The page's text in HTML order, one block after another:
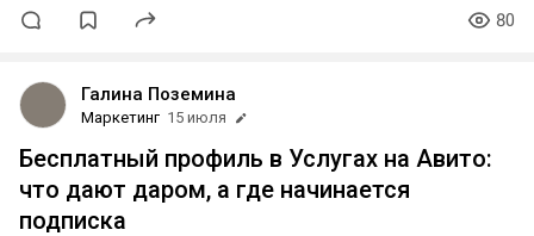
80
Галина Поземина
Маркетинг 15 июля
Бесплатный профиль в Услугах на Авито:
что дают даром, а где начинается
подписка